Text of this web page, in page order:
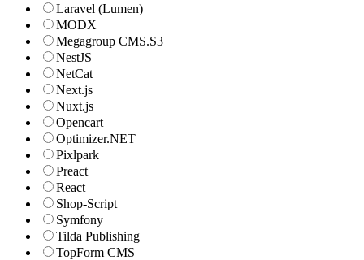
Laravel (Lumen)
MODX
Megagroup CMS.S3
NestJS
NetCat
Next.js
Nuxt.js
Opencart
Optimizer.NET
Pixlpark
Preact
React
Shop-Script
Symfony
Tilda Publishing
TopForm CMS